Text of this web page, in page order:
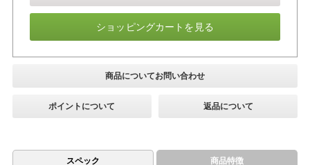
ショッピングカートを見る
商品についてお問い合わせ
ポイントについて 返品について
スペック 商品特徴